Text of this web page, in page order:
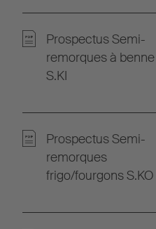
Prospectus Semi-
remorques à benne
S.KI
Prospectus Semi-
remorques
frigo/fourgons S.KO